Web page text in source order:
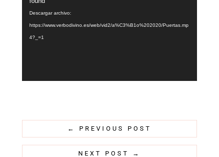
vídeo
Descargar archivo:
https://www.verbodivino.es/web/vid2/a%C3%B1o%202020/Puertas.mp
4?_=1
← PREVIOUS POST
NEXT POST →